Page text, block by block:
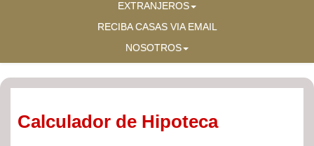
EXTRANJEROS
RECIBA CASAS VIA EMAIL
NOSOTROS
Calculador de Hipoteca